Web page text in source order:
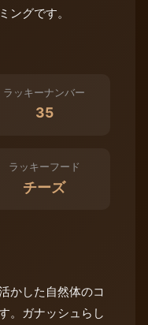
ングです。
ラッキーナンバー
35
ラッキーフード
チーズ
かした自然体のコ
。ガナッシュらし